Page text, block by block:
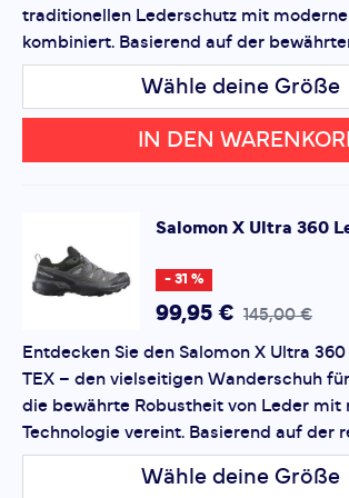
robustes Leder an den entscheidenden
leichte Pfade und gemischtes Gelände,
Der Salomon X Ultra 360 Leather Mid
perfekte Wahl für Wanderer, die Wert
traditionellen Lederschutz und
legen. Erleben Sie Komfort, Stabilität
bereit ist.
Überschrift
Rezension
Pflichtfelder
Bewertung hinzufügen
Dieses Formular ist durch reCAPTCHA
dieDatenschutzbestimmungenund
von Google.
traditionellen Lederschutz mit
kombiniert. Basierend auf der
Wähle deine Größe
IN DEN
Salomon X Ultra 360
- 31 %
99,95 € 145,00 €
Entdecken Sie den Salomon X Ultra
TEX – den vielseitigen Wanderschuh
die bewährte Robustheit von Leder mit
Technologie vereint. Basierend auf der
Wähle deine Größe